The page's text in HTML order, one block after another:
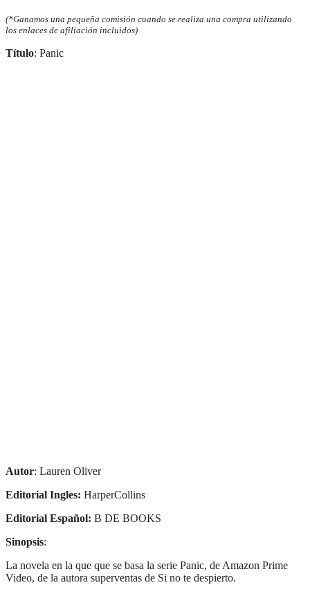
(*Ganamos una pequeña comisión cuando se realiza una compra utilizando
los enlaces de afiliación incluidos)
Título: Panic
Autor: Lauren Oliver
Editorial Ingles: HarperCollins
Editorial Español: B DE BOOKS
Sinopsis:
La novela en la que que se basa la serie Panic, de Amazon Prime
Video, de la autora superventas de Si no te despierto.